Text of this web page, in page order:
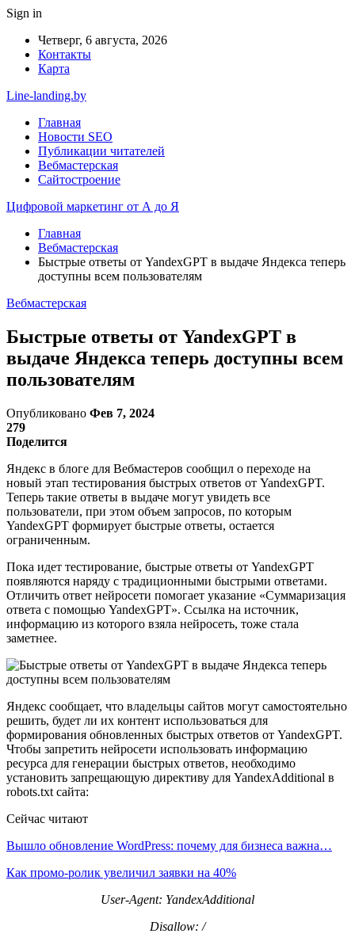
Sign in
Четверг, 6 августа, 2026
Контакты
Карта
Line-landing.by
Главная
Новости SEO
Публикации читателей
Вебмастерская
Сайтостроение
Цифровой маркетинг от А до Я
Главная
Вебмастерская
Быстрые ответы от YandexGPT в выдаче Яндекса теперь
доступны всем пользователям
Вебмастерская
Быстрые ответы от YandexGPT в
выдаче Яндекса теперь доступны всем
пользователям
Опубликовано Фев 7, 2024
279
Поделится
Яндекс в блоге для Вебмастеров сообщил о переходе на
новый этап тестирования быстрых ответов от YandexGPT.
Теперь такие ответы в выдаче могут увидеть все
пользователи, при этом объем запросов, по которым
YandexGPT формирует быстрые ответы, остается
ограниченным.
Пока идет тестирование, быстрые ответы от YandexGPT
появляются наряду с традиционными быстрыми ответами.
Отличить ответ нейросети помогает указание «Суммаризация
ответа с помощью YandexGPT». Ссылка на источник,
информацию из которого взяла нейросеть, тоже стала
заметнее.
Яндекс сообщает, что владельцы сайтов могут самостоятельно
решить, будет ли их контент использоваться для
формирования обновленных быстрых ответов от YandexGPT.
Чтобы запретить нейросети использовать информацию
ресурса для генерации быстрых ответов, необходимо
установить запрещающую директиву для YandexAdditional в
robots.txt сайта:
Сейчас читают
Вышло обновление WordPress: почему для бизнеса важна…
Как промо-ролик увеличил заявки на 40%
User-Agent: YandexAdditional
Disallow: /